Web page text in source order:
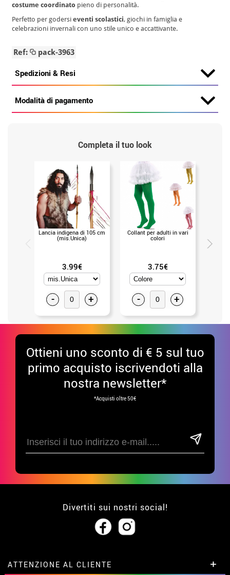
costume coordinato pieno di personalità.
Perfetto per godersieventi scolastici, giochi in famiglia e
celebrazioni invernali con uno stile unico e accattivante.
Ref: pack-3963
Spedizioni & Resi
Modalità di pagamento
Completa il tuo look
Lancia indigena di 105 cm
(mis.Unica)
3.99€
- +
Collant per adulti in vari
colori
3.75€
- +
Ottieni uno sconto di € 5 sul tuo
primo acquisto iscrivendoti alla
nostra newsletter*
*Acquisti oltre 50€
Divertiti sui nostri social!
ATTENZIONE AL CLIENTE